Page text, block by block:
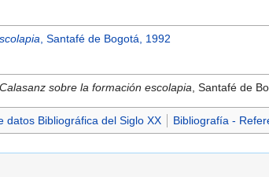
, Santafé de Bogotá, 1992
sobre la formación escolapia , Santafé de
datos Bibliográfica del Siglo XX Bibliografía -